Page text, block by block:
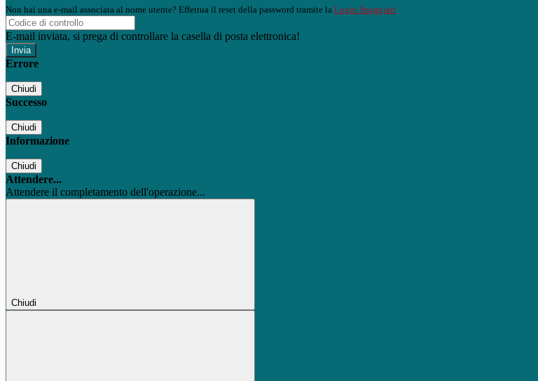
Non hai una e-mail associata al nome utente? Effettua il reset della password tramite la Login Spaggiari
E-mail inviata, si prega di controllare la casella di posta elettronica!
Errore
Chiudi
Successo
Chiudi
Informazione
Chiudi
Attendere...
Attendere il completamento dell'operazione...
Chiudi